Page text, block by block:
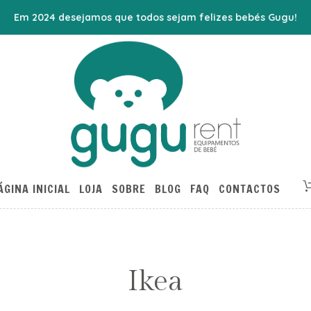
Em 2024 desejamos que todos sejam felizes bebés Gugu!
INICIAL LOJA SOBRE BLOG FAQ CONTACTOS
Ikea